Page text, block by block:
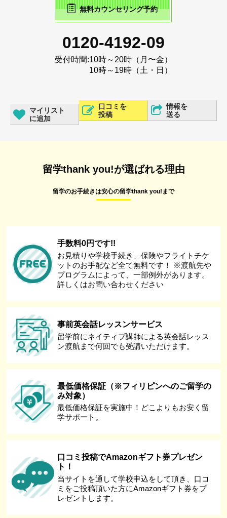
無料カウンセリング予約
0120-4192-09
受付時間:10時～20時（月〜金）
10時～19時（土・日）
マイリスト
に追加
口コミを
投稿
情報を
送る
留学thank you!が選ばれる理由
留学のお手続きは安心の留学thank you!まで
手数料0円です!!
お見積りや学校手続き、保険やフライトチケ
ットのお手配など全て無料です！ ※渡航先や
プログラムによって、一部例外があります。
詳しくはお問い合わせください
事前英会話レッスンサービス
留学前にネイティブ講師による英会話レッス
ン渡航まで何回でも受講いただけます。
最低価格保証（※フィリピンへのご留学の
み対象）
最低価格保証を実施中！どこよりもお安く留
学サポート。
口コミ投稿でAmazonギフト券プレゼン
ト！
当サイトを通して学校申込をして頂き、口コ
ミをご投稿頂いた方にAmazonギフト券をプ
レゼントします。